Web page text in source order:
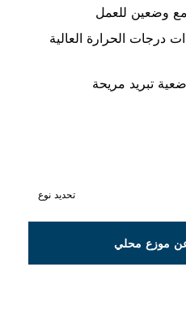
وضعين للعمل
الحرارة العالية
تبريد مريحة
تحديد نوع
محلي